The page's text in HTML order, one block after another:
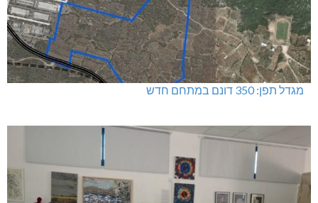
מגדל תפן: 350 דונם במתחם חדש